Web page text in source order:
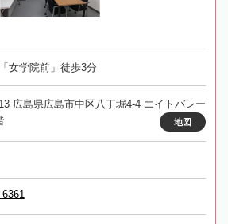
女学院前」徒歩3分
広島県広島市中区八丁堀4-4 エイトバレー
地図